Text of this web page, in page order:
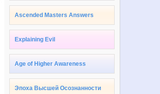
Ascended Masters Answers
Explaining Evil
Age of Higher Awareness
Эпоха Высшей Осознанности